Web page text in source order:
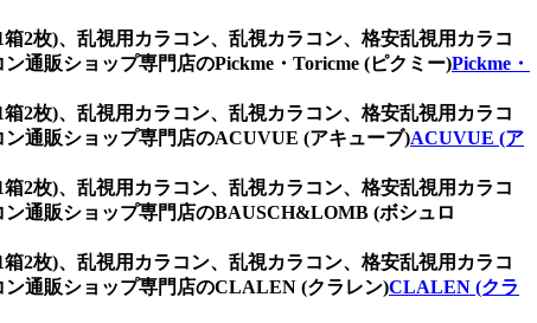
2枚)、乱視用カラコン、乱視カラコン、格安乱視用カラコ
通販ショップ専門店のPickme・Toricme (ピクミー)Pickme・
2枚)、乱視用カラコン、乱視カラコン、格安乱視用カラコ
通販ショップ専門店のACUVUE (アキューブ)ACUVUE (ア
2枚)、乱視用カラコン、乱視カラコン、格安乱視用カラコ
通販ショップ専門店のBAUSCH&LOMB (ボシュロ
2枚)、乱視用カラコン、乱視カラコン、格安乱視用カラコ
通販ショップ専門店のCLALEN (クラレン)CLALEN (クラ